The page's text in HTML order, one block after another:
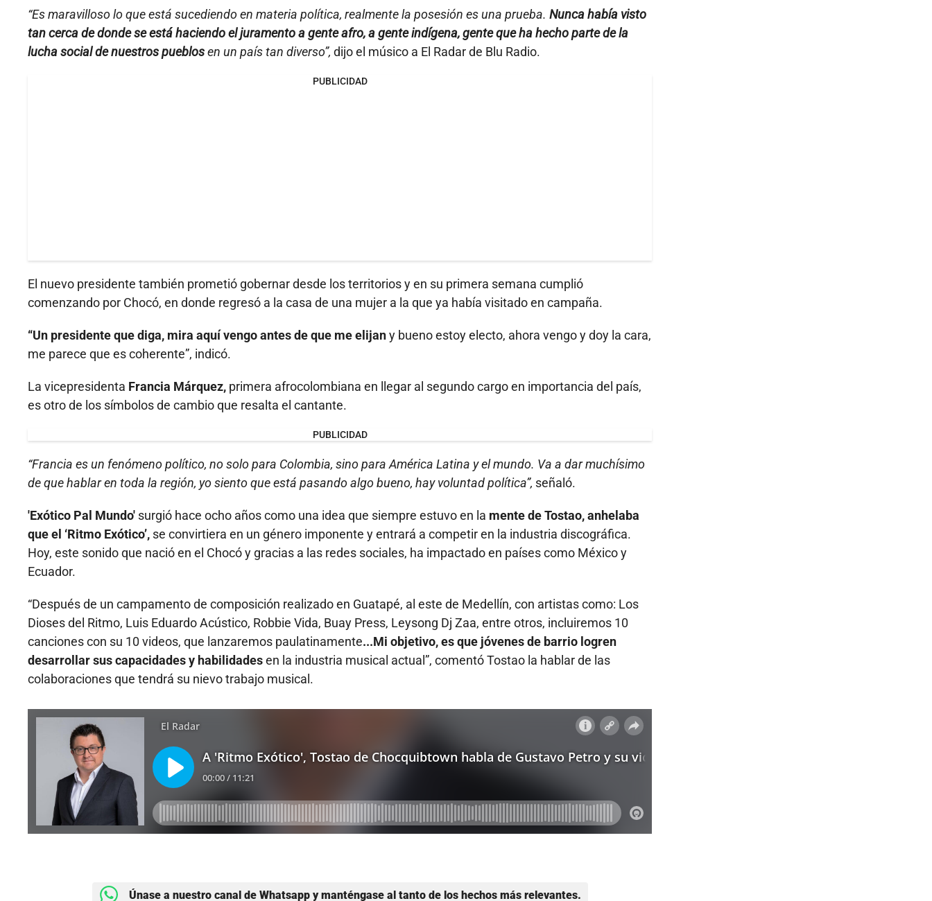
“Es maravilloso lo que está sucediendo en materia política, realmente la posesión es una prueba. Nunca había visto
tan cerca de donde se está haciendo el juramento a gente afro, a gente indígena, gente que ha hecho parte de la
lucha social de nuestros pueblosen un país tan diverso”, dijo el músico a El Radar de Blu Radio.
PUBLICIDAD
El nuevo presidente también prometió gobernar desde los territorios y en su primera semana cumplió
comenzando por Chocó, en donde regresó a la casa de una mujer a la que ya había visitado en campaña.
“Un presidente que diga, mira aquí vengo antes de que me elijany bueno estoy electo, ahora vengo y doy la cara,
me parece que es coherente”, indicó.
La vicepresidenta Francia Márquez, primera afrocolombiana en llegar al segundo cargo en importancia del país,
es otro de los símbolos de cambio que resalta el cantante.
PUBLICIDAD
“Francia es un fenómeno político, no solo para Colombia, sino para América Latina y el mundo. Va a dar muchísimo
de que hablar en toda la región, yo siento que está pasando algo bueno, hay voluntad política”, señaló.
'Exótico Pal Mundo' surgió hace ocho años como una idea que siempre estuvo en la mente de Tostao, anhelaba
que el ‘Ritmo Exótico’, se convirtiera en un género imponente y entrará a competir en la industria discográfica.
Hoy, este sonido que nació en el Chocó y gracias a las redes sociales, ha impactado en países como México y
Ecuador.
“Después de un campamento de composición realizado en Guatapé, al este de Medellín, con artistas como: Los
Dioses del Ritmo, Luis Eduardo Acústico, Robbie Vida, Buay Press, Leysong Dj Zaa, entre otros, incluiremos 10
canciones con su 10 videos, que lanzaremos paulatinamente...Mi objetivo, es que jóvenes de barrio logren
desarrollar sus capacidades y habilidadesen la industria musical actual”, comentó Tostao la hablar de las
colaboraciones que tendrá su nievo trabajo musical.
Únase a nuestro canal de Whatsapp y manténgase al tanto de los hechos más relevantes.